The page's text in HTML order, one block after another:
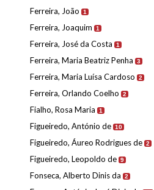
Ferreira, João 1
Ferreira, Joaquim 1
Ferreira, José da Costa 1
Ferreira, Maria Beatriz Penha 3
Ferreira, Maria Luísa Cardoso 2
Ferreira, Orlando Coelho 2
Fialho, Rosa Maria 1
Figueiredo, António de 10
Figueiredo, Áureo Rodrigues de 2
Figueiredo, Leopoldo de 9
Fonseca, Alberto Dinis da 2